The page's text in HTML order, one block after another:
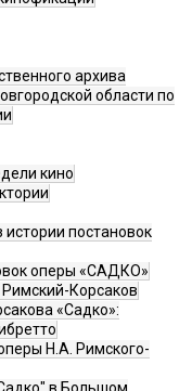
архива
области по
кино
истории постановок
оперы «САДКО»
Корсаков
«Садко»:
Н.А. Римского-